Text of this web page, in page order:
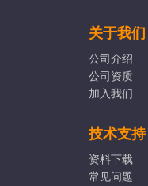
关于我们
公司介绍
公司资质
加入我们
技术支持
资料下载
常见问题